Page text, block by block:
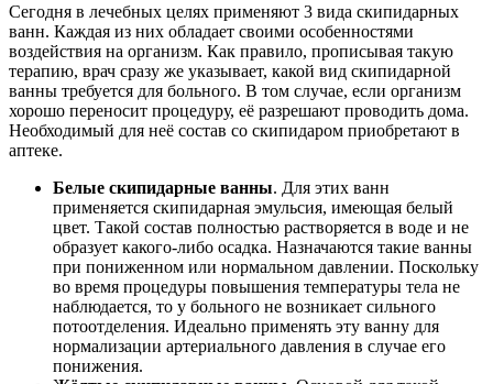
Сегодня в лечебных целях применяют 3 вида скипидарных
ванн. Каждая из них обладает своими особенностями
воздействия на организм. Как правило, прописывая такую
терапию, врач сразу же указывает, какой вид скипидарной
ванны требуется для больного. В том случае, если организм
хорошо переносит процедуру, её разрешают проводить дома.
Необходимый для неё состав со скипидаром приобретают в
аптеке.
Белые скипидарные ванны. Для этих ванн
применяется скипидарная эмульсия, имеющая белый
цвет. Такой состав полностью растворяется в воде и не
образует какого-либо осадка. Назначаются такие ванны
при пониженном или нормальном давлении. Поскольку
во время процедуры повышения температуры тела не
наблюдается, то у больного не возникает сильного
потоотделения. Идеально применять эту ванну для
нормализации артериального давления в случае его
понижения.